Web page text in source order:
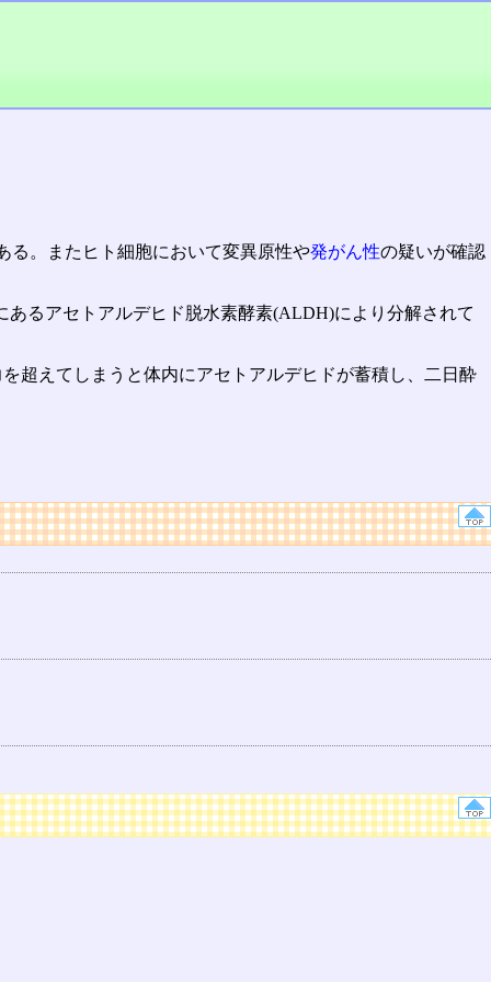
る。またヒト細胞において変異原性や発がん性の疑いが確認
あるアセトアルデヒド脱水素酵素(ALDH)により分解されて
超えてしまうと体内にアセトアルデヒドが蓄積し、二日酔